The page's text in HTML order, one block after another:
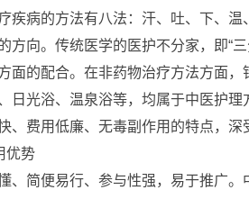
病的方法有八法：汗、吐、下、温
方向。传统医学的医护不分家，即“
面的配合。在非药物治疗方法方面
日光浴、温泉浴等，均属于中医护
、费用低廉、无毒副作用的特点，深
势
简便易行、参与性强，易于推广。